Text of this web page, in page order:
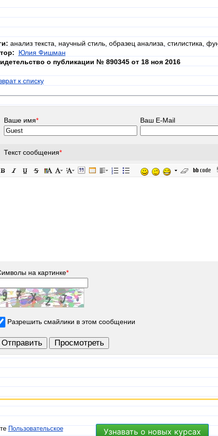
анализ текста, научный стиль, образец анализа, стилистика,
Юлия Фишман
о публикации № 890345 от 18 ноя 2016
к списку
Ваше имя* Ваш E-Mail
Текст сообщения*
на картинке*
Разрешить смайлики в этом сообщении
Пользовательское
Узнавать о новых курсах